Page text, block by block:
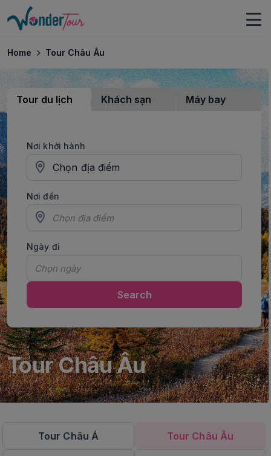
Home Tour Châu Âu
Tour du lịch Khách sạn Máy bay
Nơi khởi hành
Chọn địa điểm
Nơi đến
Ngày đi
Search
Tour Châu Âu
Tour Châu Á Tour Châu Âu